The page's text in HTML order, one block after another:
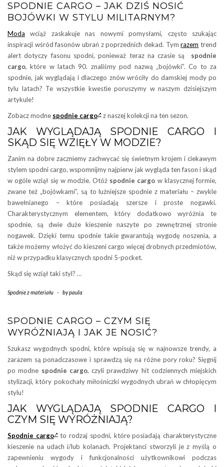
SPODNIE CARGO – JAK DZIŚ NOSIĆ
BOJÓWKI W STYLU MILITARNYM?
Moda wciąż zaskakuje nas nowymi pomysłami, często szukając
inspiracji wśród fasonów ubrań z poprzednich dekad. Tymrazem trend
alert dotyczy fasonu spodni, ponieważ teraz na czasie są spodnie
cargo, które w latach 90. znaliśmy pod nazwą „bojówki”. Co to za
spodnie, jak wyglądają i dlaczego znów wróciły do damskiej mody po
tylu latach? Te wszystkie kwestie poruszymy w naszym dzisiejszym
artykule!
Zobacz modne spodnie cargo z naszej kolekcji na ten sezon.
JAK WYGLĄDAJĄ SPODNIE CARGO I
SKĄD SIĘ WZIĘŁY W MODZIE?
Zanim na dobre zaczniemy zachwycać się świetnym krojem i ciekawym
stylem spodni cargo, wspomnijmy najpierw jak wygląda ten fason i skąd
w ogóle wziął się w modzie. Otóż spodnie cargo w klasycznej formie,
zwane też „bojówkami”, są to luźniejsze spodnie z materiału – zwykle
bawełnianego – które posiadają szersze i proste nogawki.
Charakterystycznym elementem, który dodatkowo wyróżnia te
spodnie, są dwie duże kieszenie naszyte po zewnętrznej stronie
nogawek. Dzięki temu spodnie takie gwarantują wygodę noszenia, a
także możemy włożyć do kieszeni cargo więcej drobnych przedmiotów,
niż w przypadku klasycznych spodni 5-pocket.
Skąd się wziął taki styl? …
Spodnie z materiału - bypaula
SPODNIE CARGO – CZYM SIĘ
WYRÓŻNIAJĄ I JAK JE NOSIĆ?
Szukasz wygodnych spodni, które wpisują się w najnowsze trendy, a
zarazem są ponadczasowe i sprawdzą się na różne pory roku? Sięgnij
po modne spodnie cargo, czyli prawdziwy hit codziennych miejskich
stylizacji, który pokochały miłośniczki wygodnych ubrań w chłopięcym
stylu!
JAK WYGLĄDAJĄ SPODNIE CARGO I
CZYM SIĘ WYRÓŻNIAJĄ?
Spodnie cargo to rodzaj spodni, które posiadają charakterystyczne
kieszenie na udach i/lub kolanach. Projektanci stworzyli je z myślą o
zapewnieniu wygody i funkcjonalności użytkownikowi podczas